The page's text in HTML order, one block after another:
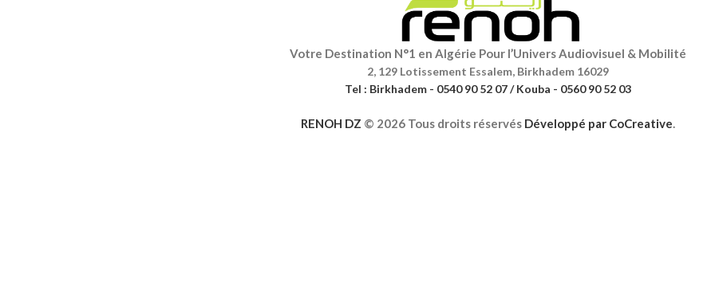
Votre Destination N°1 en Algérie Pour l’Univers Audiovisuel & Mobilité
2, 129 Lotissement Essalem, Birkhadem 16029
Tel : Birkhadem - 0540 90 52 07 / Kouba - 0560 90 52 03
RENOH DZ © 2026 Tous droits réservés Développé par CoCreative.